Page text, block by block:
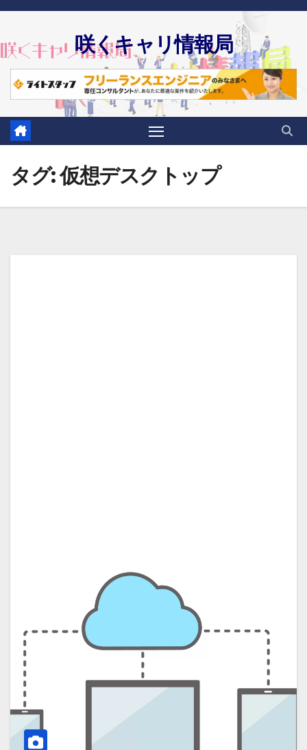
Skip
content
咲くキャリ情報局
タグ:仮想デスクトップ